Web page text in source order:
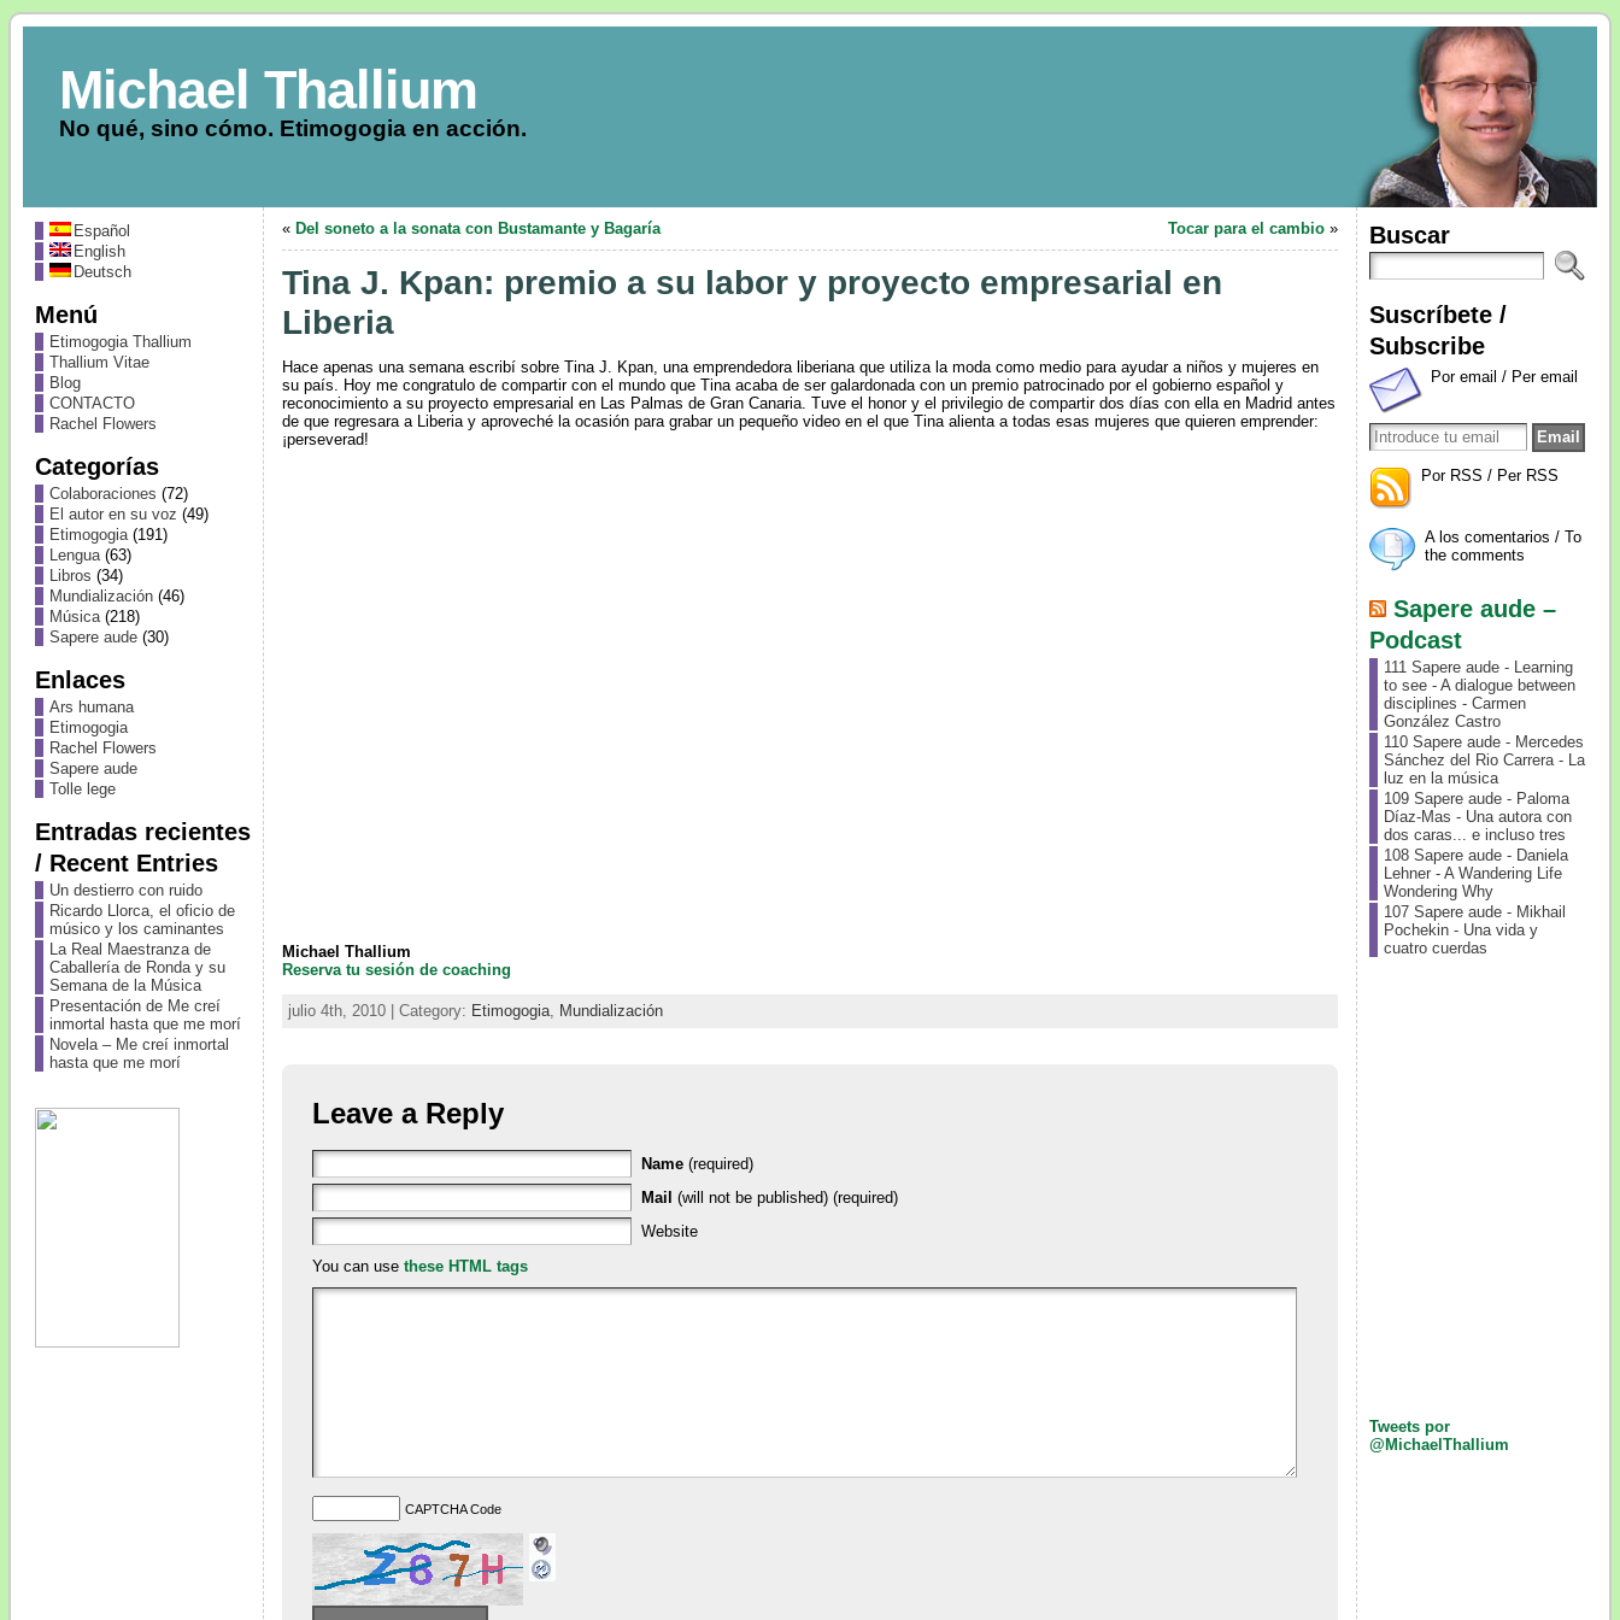
Michael Thallium
No qué, sino cómo. Etimogogia en acción.
Español
English
Deutsch
Menú
Etimogogia Thallium
Thallium Vitae
Blog
CONTACTO
Rachel Flowers
Categorías
Colaboraciones (72)
El autor en su voz (49)
Etimogogia(191)
Lengua(63)
Libros (34)
Mundialización(46)
Música(218)
Sapere aude(30)
Enlaces
Ars humana
Etimogogia
Rachel Flowers
Sapere aude
Tolle lege
Entradas recientes
/ Recent Entries
Un destierro con ruido
Ricardo Llorca, el oficio de
músico y los caminantes
La Real Maestranza de
Caballería de Ronda y su
Semana de la Música
Presentación de Me creí
inmortal hasta que me morí
Novela – Me creí inmortal
hasta que me morí
« Del soneto a la sonata con Bustamante y Bagaría Tocar para el cambio»
Tina J. Kpan: premio a su labor y proyecto empresarial en
Liberia
Hace apenas una semana escribí sobre Tina J. Kpan, una emprendedora liberiana que utiliza la moda como medio para ayudar a niños y mujeres en
su país. Hoy me congratulo de compartir con el mundo que Tina acaba de ser galardonada con un premio patrocinado por el gobierno español y
reconocimiento a su proyecto empresarial en Las Palmas de Gran Canaria. Tuve el honor y el privilegio de compartir dos días con ella en Madrid antes
de que regresara a Liberia y aproveché la ocasión para grabar un pequeño video en el que Tina alienta a todas esas mujeres que quieren emprender:
¡perseverad!
Michael Thallium
Reserva tu sesión de coaching
julio 4th, 2010 | Category: Etimogogia, Mundialización
Leave a Reply
Name (required)
Mail (will not be published) (required)
Website
You can use these HTML tags
CAPTCHA Code
Buscar
Suscríbete /
Subscribe
Por email / Per email
Por RSS / Per RSS
A los comentarios / To
the comments
Sapere aude –
Podcast
111 Sapere aude - Learning
to see - A dialogue between
disciplines - Carmen
González Castro
110 Sapere aude - Mercedes
Sánchez del Rio Carrera - La
luz en la música
109 Sapere aude - Paloma
Díaz-Mas - Una autora con
dos caras... e incluso tres
108 Sapere aude - Daniela
Lehner - A Wandering Life
Wondering Why
107 Sapere aude - Mikhail
Pochekin - Una vida y
cuatro cuerdas
Tweets por
@MichaelThallium